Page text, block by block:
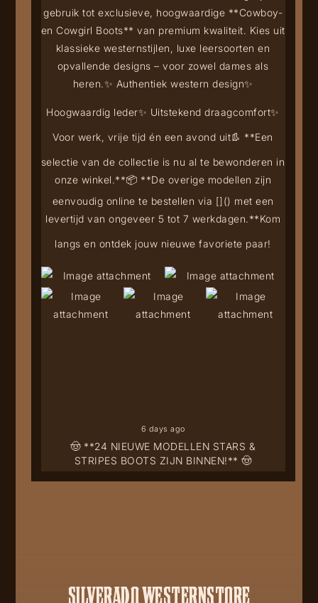
🤠 **24 NIEUWE MODELLEN STARS &
STRIPES BOOTS ZIJN BINNEN!** 🤠
gebruik tot exclusieve, hoogwaardige **Cowboy-
en Cowgirl Boots** van premium kwaliteit. Kies uit
klassieke westernstijlen, luxe leersoorten en
opvallende designs – voor zowel dames als
heren.✨ Authentiek western design✨
Hoogwaardig leder✨ Uitstekend draagcomfort✨
Voor werk, vrije tijd én een avond uit👢 **Een
selectie van de collectie is nu al te bewonderen in
onze winkel.**📦 **De overige modellen zijn
eenvoudig online te bestellen via []() met een
levertijd van ongeveer 5 tot 7 werkdagen.**Kom
langs en ontdek jouw nieuwe favoriete paar!
6 days ago
SILVERADO WESTERNSTORE